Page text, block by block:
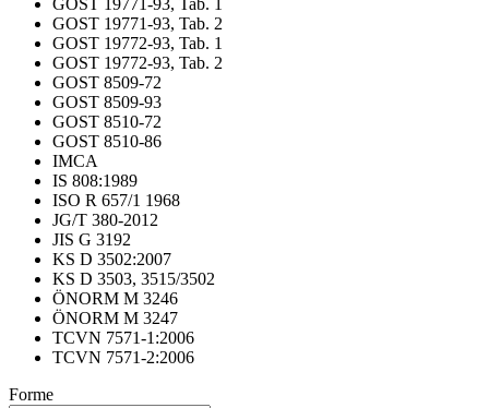
GOST 19771-93, Tab. 1
GOST 19771-93, Tab. 2
GOST 19772-93, Tab. 1
GOST 19772-93, Tab. 2
GOST 8509-72
GOST 8509-93
GOST 8510-72
GOST 8510-86
IMCA
IS 808:1989
ISO R 657/1 1968
JG/T 380-2012
JIS G 3192
KS D 3502:2007
KS D 3503, 3515/3502
ÖNORM M 3246
ÖNORM M 3247
TCVN 7571-1:2006
TCVN 7571-2:2006
Forme